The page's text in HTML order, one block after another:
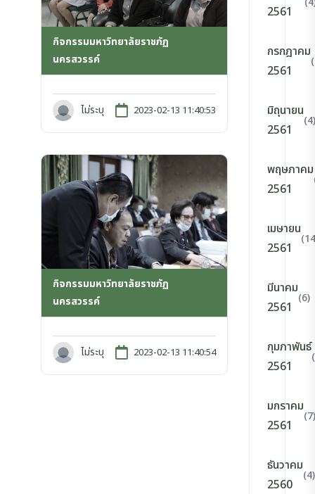
กิจกรรมมหาวิทยาลัยราชภัฏ
นครสวรรค์
ไม่ระบุ 2023-02-13 11:40:53
กิจกรรมมหาวิทยาลัยราชภัฏ
นครสวรรค์
ไม่ระบุ 2023-02-13 11:40:54
2561
กรกฎาคม
2561
มิถุนายน
2561
(4)
พฤษภาคม
2561
เมษายน
2561
มีนาคม
2561
(6)
กุมภาพันธ์
2561
มกราคม
2561
(7)
ธันวาคม
2560
(4)